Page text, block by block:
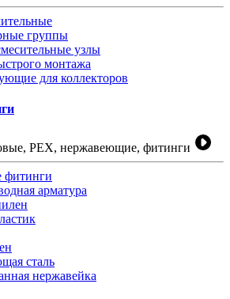
группы
узлы
монтажа
для коллекторов
PEX, нержавеющие, фитинги
фитинги
арматура
сталь
нержавейка